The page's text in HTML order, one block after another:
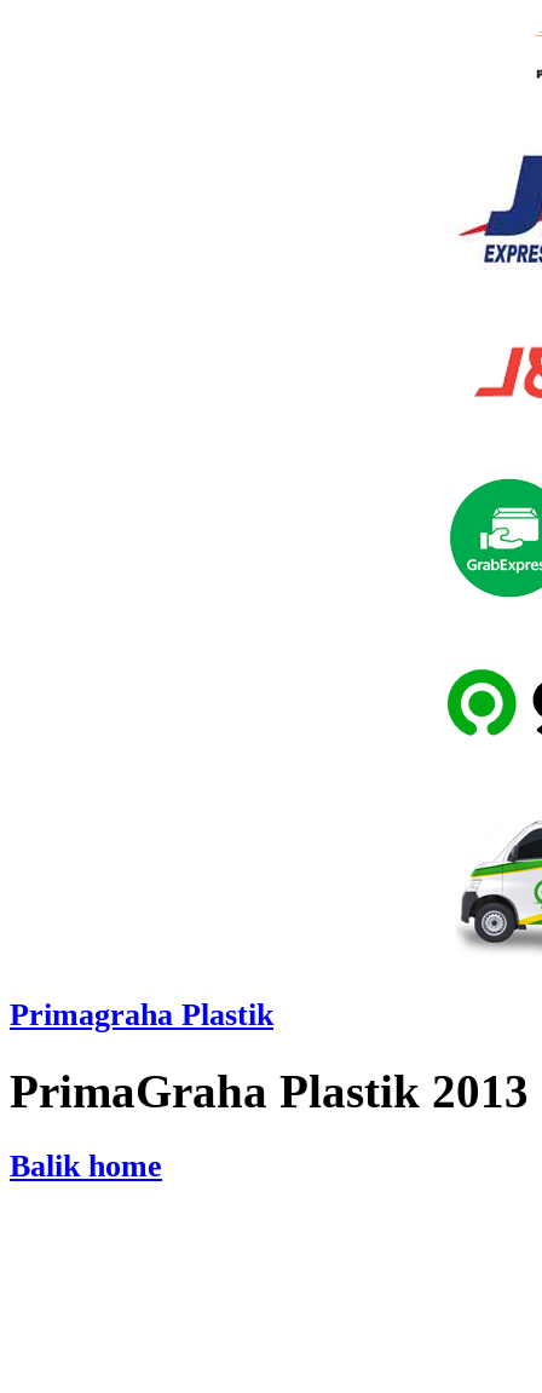
Primagraha Plastik
PrimaGraha Plastik 2013
Balik home